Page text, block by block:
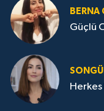
BERNA
Güçlü